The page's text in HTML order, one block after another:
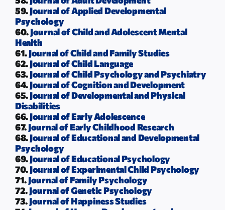
59.Journal of Applied Developmental
Psychology
60.Journal of Child and Adolescent Mental
Health
61.Journal of Child and Family Studies
62.Journal of Child Language
63.Journal of Child Psychology and Psychiatry
64.Journal of Cognition and Development
65.Journal of Developmental and Physical
Disabilities
66.Journal of Early Adolescence
67.Journal of Early Childhood Research
68.Journal of Educational and Developmental
Psychology
69.Journal of Educational Psychology
70.Journal of Experimental Child Psychology
71.Journal of Family Psychology
72.Journal of Genetic Psychology
73.Journal of Happiness Studies